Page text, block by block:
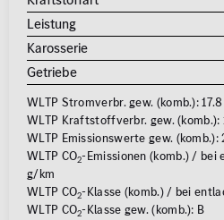
Leistung
Karosserie
Getriebe
WLTP Stromverbr. gew. (komb.):
WLTP Kraftstoffverbr. gew. (komb.):
WLTP Emissionswerte gew. (komb.):
WLTP CO2-Emissionen (komb.) /
g/km
WLTP CO2-Klasse (komb.) / bei
WLTP CO2-Klasse gew. (komb.): B